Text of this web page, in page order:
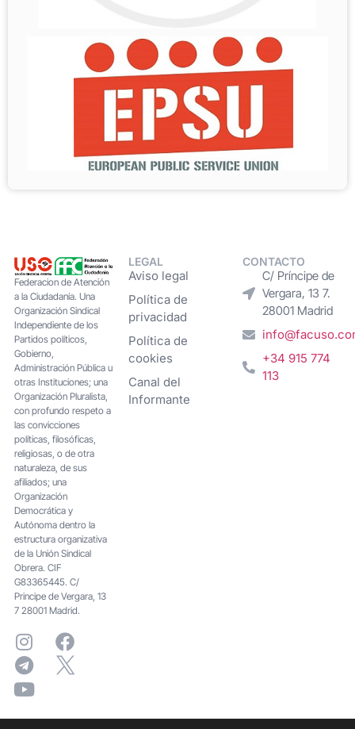
Federacion de Atención
a la Ciudadanía. Una
Organización Sindical
Independiente de los
Partidos políticos,
Gobierno,
Administración Pública u
otras Instituciones; una
Organización Pluralista,
con profundo respeto a
las convicciones
políticas, filosóficas,
religiosas, o de otra
naturaleza, de sus
afiliados; una
Organización
Democrática y
Autónoma dentro la
estructura organizativa
de la Unión Sindical
Obrera. CIF
G83365445. C/
Principe de Vergara, 13
7 28001 Madrid.
LEGAL
Aviso legal
Política de
privacidad
Política de
cookies
Canal del
Informante
CONTACTO
C/ Príncipe de
Vergara, 13 7.
28001 Madrid
+34 915 774
113